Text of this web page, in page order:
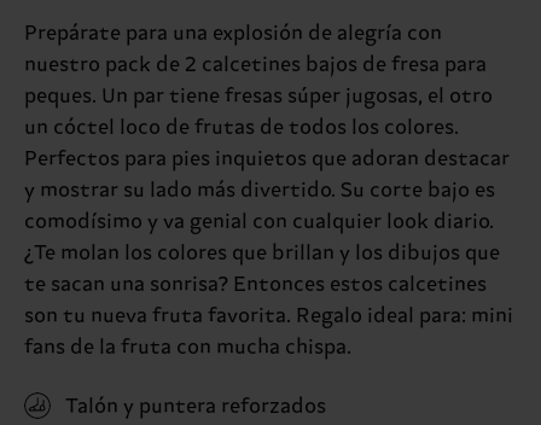
Prepárate para una explosión de alegría con
nuestro pack de 2 calcetines bajos de fresa para
peques. Un par tiene fresas súper jugosas, el otro
un cóctel loco de frutas de todos los colores.
Perfectos para pies inquietos que adoran destacar
y mostrar su lado más divertido. Su corte bajo es
comodísimo y va genial con cualquier look diario.
¿Te molan los colores que brillan y los dibujos que
te sacan una sonrisa? Entonces estos calcetines
son tu nueva fruta favorita. Regalo ideal para: mini
fans de la fruta con mucha chispa.
Talón y puntera reforzados